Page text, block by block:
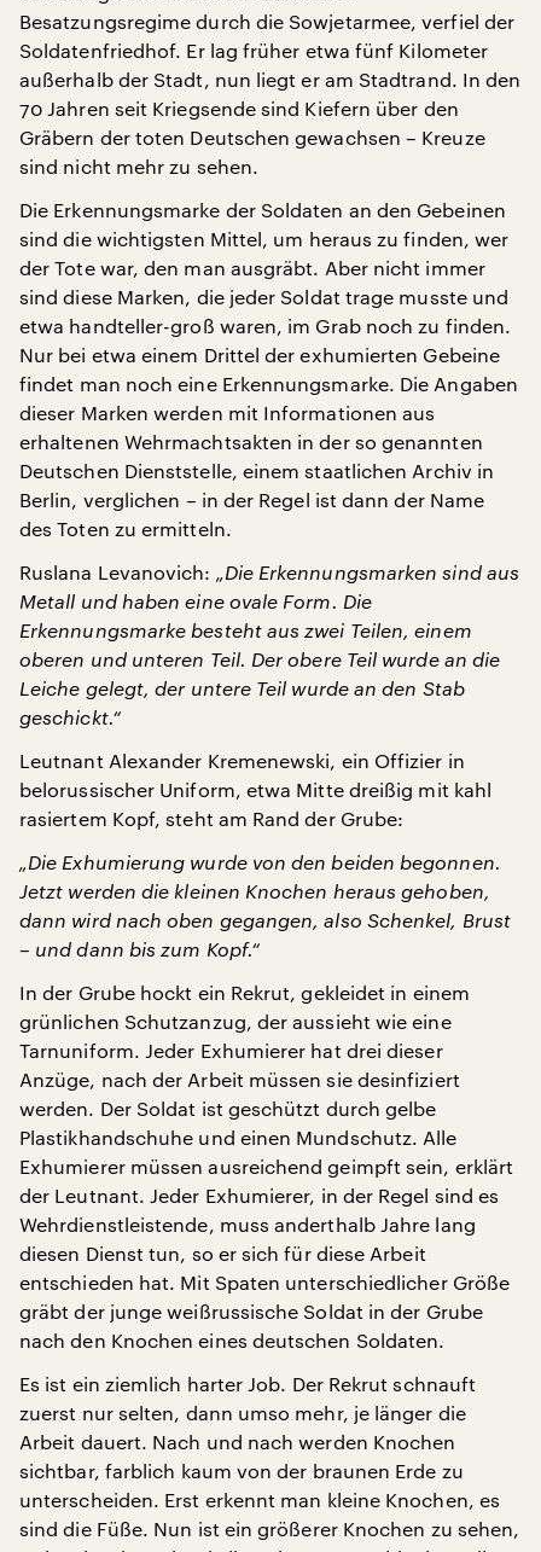
Besatzungsregime durch die Sowjetarmee, verfiel der
Soldatenfriedhof. Er lag früher etwa fünf Kilometer
außerhalb der Stadt, nun liegt er am Stadtrand. In den
70 Jahren seit Kriegsende sind Kiefern über den
Gräbern der toten Deutschen gewachsen – Kreuze
sind nicht mehr zu sehen.
Die Erkennungsmarke der Soldaten an den Gebeinen
sind die wichtigsten Mittel, um heraus zu finden, wer
der Tote war, den man ausgräbt. Aber nicht immer
sind diese Marken, die jeder Soldat trage musste und
etwa handteller-groß waren, im Grab noch zu finden.
Nur bei etwa einem Drittel der exhumierten Gebeine
findet man noch eine Erkennungsmarke. Die Angaben
dieser Marken werden mit Informationen aus
erhaltenen Wehrmachtsakten in der so genannten
Deutschen Dienststelle, einem staatlichen Archiv in
Berlin, verglichen – in der Regel ist dann der Name
des Toten zu ermitteln.
Ruslana Levanovich: „Die Erkennungsmarken sind aus
Metall und haben eine ovale Form. Die
Erkennungsmarke besteht aus zwei Teilen, einem
oberen und unteren Teil. Der obere Teil wurde an die
Leiche gelegt, der untere Teil wurde an den Stab
geschickt.“
Leutnant Alexander Kremenewski, ein Offizier in
belorussischer Uniform, etwa Mitte dreißig mit kahl
rasiertem Kopf, steht am Rand der Grube:
„Die Exhumierung wurde von den beiden begonnen.
Jetzt werden die kleinen Knochen heraus gehoben,
dann wird nach oben gegangen, also Schenkel, Brust
– und dann bis zum Kopf.“
In der Grube hockt ein Rekrut, gekleidet in einem
grünlichen Schutzanzug, der aussieht wie eine
Tarnuniform. Jeder Exhumierer hat drei dieser
Anzüge, nach der Arbeit müssen sie desinfiziert
werden. Der Soldat ist geschützt durch gelbe
Plastikhandschuhe und einen Mundschutz. Alle
Exhumierer müssen ausreichend geimpft sein, erklärt
der Leutnant. Jeder Exhumierer, in der Regel sind es
Wehrdienstleistende, muss anderthalb Jahre lang
diesen Dienst tun, so er sich für diese Arbeit
entschieden hat. Mit Spaten unterschiedlicher Größe
gräbt der junge weißrussische Soldat in der Grube
nach den Knochen eines deutschen Soldaten.
Es ist ein ziemlich harter Job. Der Rekrut schnauft
zuerst nur selten, dann umso mehr, je länger die
Arbeit dauert. Nach und nach werden Knochen
sichtbar, farblich kaum von der braunen Erde zu
unterscheiden. Erst erkennt man kleine Knochen, es
sind die Füße. Nun ist ein größerer Knochen zu sehen,